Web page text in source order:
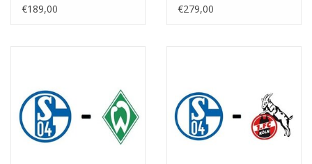
€189,00
€279,00